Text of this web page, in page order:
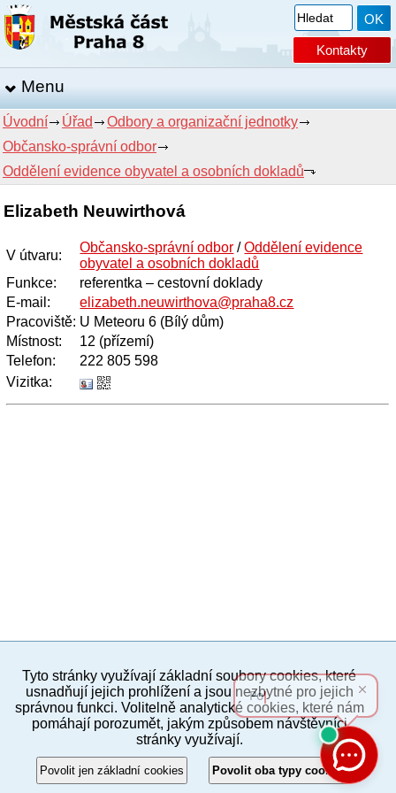
Kontakty
Menu
Úvodní Úřad
Odbory a organizační jednotky
Občansko-správní odbor
Oddělení evidence obyvatel a osobních dokladů
Elizabeth Neuwirthová
V útvaru:
Občansko-správní odbor /Oddělení evidence
obyvatel a osobních dokladů
Funkce:
referentka – cestovní doklady
E-mail :
elizabeth.neuwirthova@praha8.cz
Pracoviště: U Meteoru 6 (Bílý dům)
Místnost:
12 (přízemí)
Telefon:
222 805 598
Vizitka:
PC verze ENG
Povinné a praktické informace
© 2012–2019 MČ Praha 8
Tyto stránky využívají základní soubory cookies, které
usnadňují jejich prohlížení a jsou nezbytné pro jejich
správnou funkci. Volitelně analytické cookies, které nám
pomáhají porozumět, jakým způsobem návštěvníci
stránky využívají.
Povolit jen základní cookies Povolit oba typy cookies